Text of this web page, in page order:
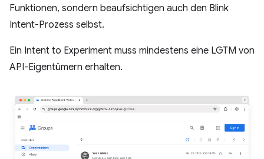
Funktionen, sondern beaufsichtigen auch den Blink
Intent-Prozess selbst.
Ein Intent to Experiment muss mindestens eine LGTM von
API-Eigentümern erhalten.